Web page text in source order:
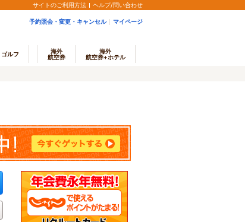
サイトのご利用方法 ヘルプ/問い合わせ
予約照会・変更・キャンセル マイページ
ゴルフ
海外
航空券
海外
航空券+ホテル